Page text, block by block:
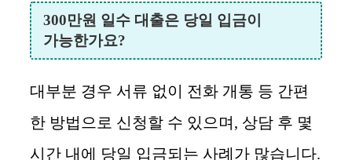
300만원 일수 대출은 당일 입금이
가능한가요?
대부분 경우 서류 없이 전화 개통 등 간편
한 방법으로 신청할 수 있으며, 상담 후 몇
시간 내에 당일 입금되는 사례가 많습니다.